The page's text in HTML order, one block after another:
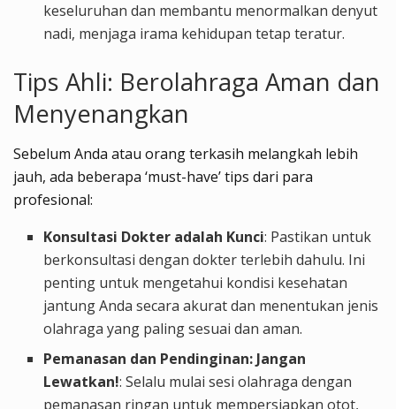
keseluruhan dan membantu menormalkan denyut
nadi, menjaga irama kehidupan tetap teratur.
Tips Ahli: Berolahraga Aman dan
Menyenangkan
Sebelum Anda atau orang terkasih melangkah lebih
jauh, ada beberapa ‘must-have’ tips dari para
profesional:
Konsultasi Dokter adalah Kunci: Pastikan untuk
berkonsultasi dengan dokter terlebih dahulu. Ini
penting untuk mengetahui kondisi kesehatan
jantung Anda secara akurat dan menentukan jenis
olahraga yang paling sesuai dan aman.
Pemanasan dan Pendinginan: Jangan
Lewatkan!: Selalu mulai sesi olahraga dengan
pemanasan ringan untuk mempersiapkan otot,